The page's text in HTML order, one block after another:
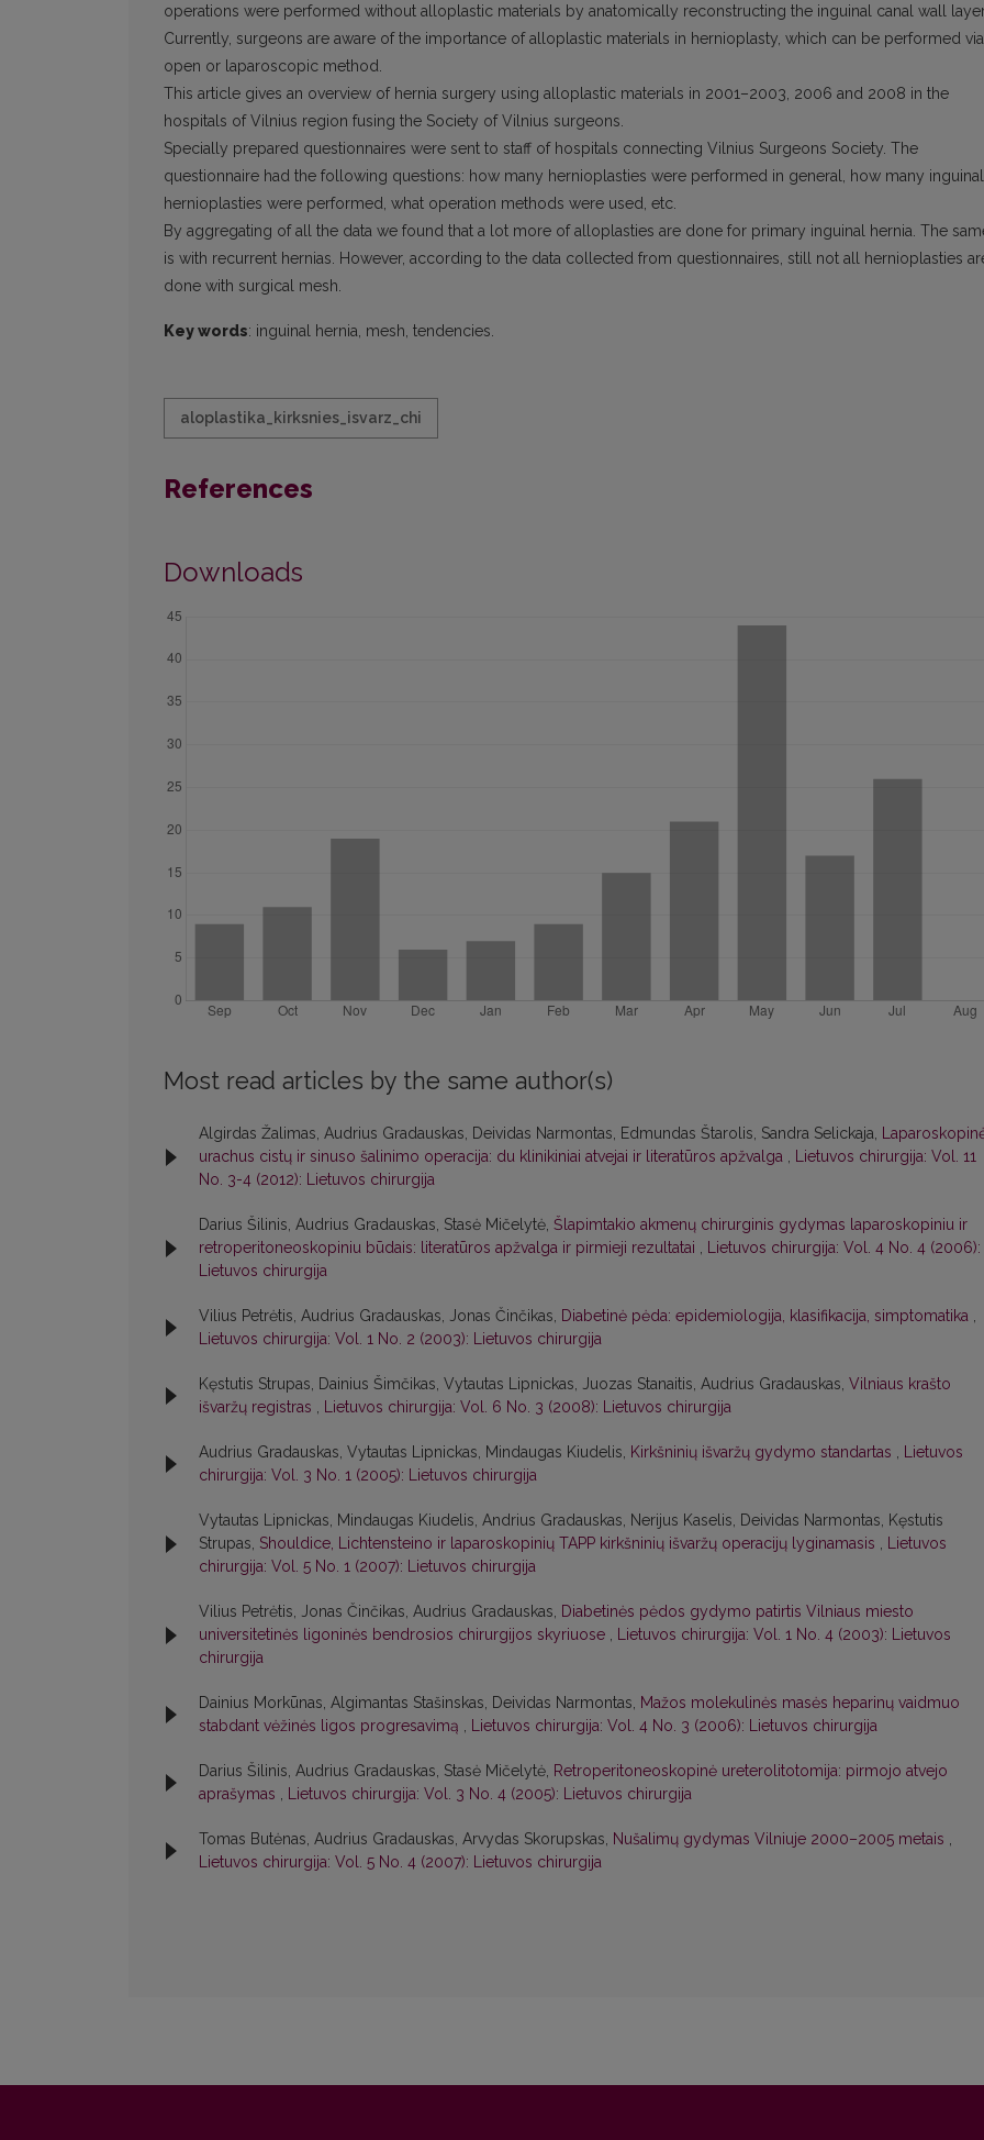
operations were performed without alloplastic materials by anatomically reconstructing the inguinal canal wall
Currently, surgeons are aware of the importance of alloplastic materials in hernioplasty, which can be performed via
open or laparoscopic method.
This article gives an overview of hernia surgery using alloplastic materials in 2001–2003, 2006 and 2008 in the
hospitals of Vilnius region fusing the Society of Vilnius surgeons.
Specially prepared questionnaires were sent to staff of hospitals connecting Vilnius Surgeons Society. The
questionnaire had the following questions: how many hernioplasties were performed in general, how many inguinal
hernioplasties were performed, what operation methods were used, etc.
By aggregating of all the data we found that a lot more of alloplasties are done for primary inguinal hernia. The
is with recurrent hernias. However, according to the data collected from questionnaires, still not all hernioplasties
done with surgical mesh.
Key words: inguinal hernia, mesh, tendencies.
aloplastika_kirksnies_isvarz_chi
References
Downloads
Most read articles by the same author(s)
Algirdas Žalimas, Audrius Gradauskas, Deividas Narmontas, Edmundas Štarolis, Sandra Selickaja,
urachus cistų ir sinuso šalinimo operacija: du klinikiniai atvejai ir literatūros apžvalga , Lietuvos chirurgija: Vol. 11
No. 3-4 (2012): Lietuvos chirurgija
Darius Šilinis, Audrius Gradauskas, Stasė Mičelytė, Šlapimtakio akmenų chirurginis gydymas laparoskopiniu ir
retroperitoneoskopiniu būdais: literatūros apžvalga ir pirmieji rezultatai , Lietuvos chirurgija: Vol. 4 No. 4 (2006):
Lietuvos chirurgija
Vilius Petrėtis, Audrius Gradauskas, Jonas Činčikas, Diabetinė pėda: epidemiologija, klasifikacija, simptomatika ,
Lietuvos chirurgija: Vol. 1 No. 2 (2003): Lietuvos chirurgija
Kęstutis Strupas, Dainius Šimčikas, Vytautas Lipnickas, Juozas Stanaitis, Audrius Gradauskas, Vilniaus krašto
išvaržų registras , Lietuvos chirurgija: Vol. 6 No. 3 (2008): Lietuvos chirurgija
Audrius Gradauskas, Vytautas Lipnickas, Mindaugas Kiudelis, Kirkšninių išvaržų gydymo standartas , Lietuvos
chirurgija: Vol. 3 No. 1 (2005): Lietuvos chirurgija
Vytautas Lipnickas, Mindaugas Kiudelis, Andrius Gradauskas, Nerijus Kaselis, Deividas Narmontas, Kęstutis
Strupas, Shouldice, Lichtensteino ir laparoskopinių TAPP kirkšninių išvaržų operacijų lyginamasis , Lietuvos
chirurgija: Vol. 5 No. 1 (2007): Lietuvos chirurgija
Vilius Petrėtis, Jonas Činčikas, Audrius Gradauskas, Diabetinės pėdos gydymo patirtis Vilniaus miesto
universitetinės ligoninės bendrosios chirurgijos skyriuose , Lietuvos chirurgija: Vol. 1 No. 4 (2003): Lietuvos
chirurgija
Dainius Morkūnas, Algimantas Stašinskas, Deividas Narmontas, Mažos molekulinės masės heparinų vaidmuo
stabdant vėžinės ligos progresavimą , Lietuvos chirurgija: Vol. 4 No. 3 (2006): Lietuvos chirurgija
Darius Šilinis, Audrius Gradauskas, Stasė Mičelytė, Retroperitoneoskopinė ureterolitotomija: pirmojo atvejo
aprašymas , Lietuvos chirurgija: Vol. 3 No. 4 (2005): Lietuvos chirurgija
Tomas Butėnas, Audrius Gradauskas, Arvydas Skorupskas, Nušalimų gydymas Vilniuje 2000–2005 metais ,
Lietuvos chirurgija: Vol. 5 No. 4 (2007): Lietuvos chirurgija